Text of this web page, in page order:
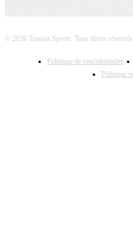
© 2026 Tunisia Sports. Tous droits réservés.
Politique de confidentialité
Politique